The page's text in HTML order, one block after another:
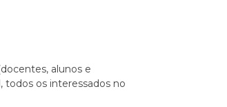
alunos e
todos os interessados no